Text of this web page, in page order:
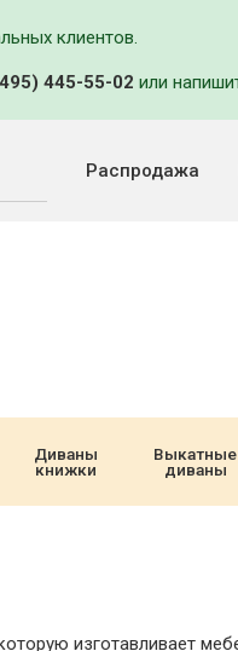
клиентов.
445-55-02 или
Распродажа
Диваны
книжки
Выкатные
диваны
изготавливает